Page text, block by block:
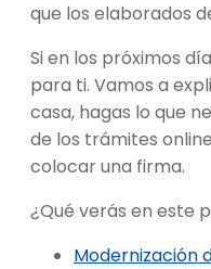
que los elaborados
Si en los próximos
para ti. Vamos a
casa, hagas lo que
de los trámites
colocar una firma.
¿Qué verás en este
Modernización